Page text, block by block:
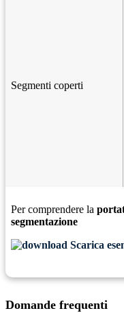
Segmenti coperti
Per comprendere la
segmentazione
Scarica
Domande frequenti